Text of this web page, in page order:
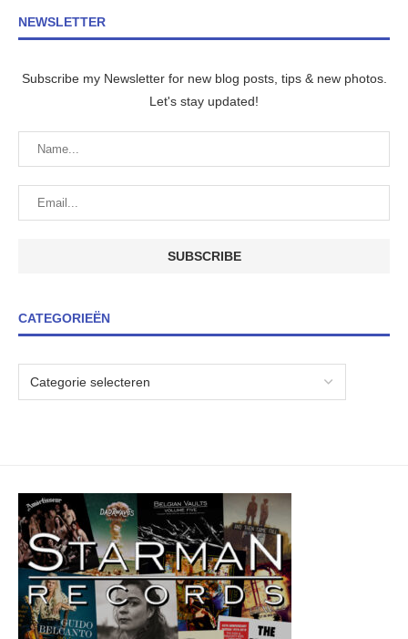
NEWSLETTER
Subscribe my Newsletter for new blog posts, tips & new photos.
Let's stay updated!
CATEGORIEËN